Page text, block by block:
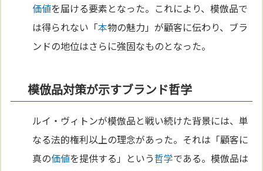
価値を届ける要素となった。これにより、模倣品で
は得られない「本物の魅力」が顧客に伝わり、ブラ
ンドの地位はさらに強固なものとなった。
模倣品対策が示すブランド哲学
ルイ・ヴィトンが模倣品と戦い続けた背景には、単
なる法的権利以上の理念があった。それは「顧客に
真の価値を提供する」という哲学である。模倣品は